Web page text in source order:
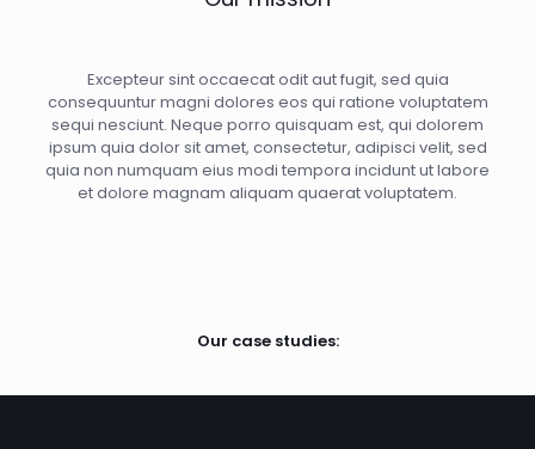
Excepteur sint occaecat odit aut fugit, sed quia
consequuntur magni dolores eos qui ratione voluptatem
sequi nesciunt. Neque porro quisquam est, qui dolorem
ipsum quia dolor sit amet, consectetur, adipisci velit, sed
quia non numquam eius modi tempora incidunt ut labore
et dolore magnam aliquam quaerat voluptatem.
Our case studies: